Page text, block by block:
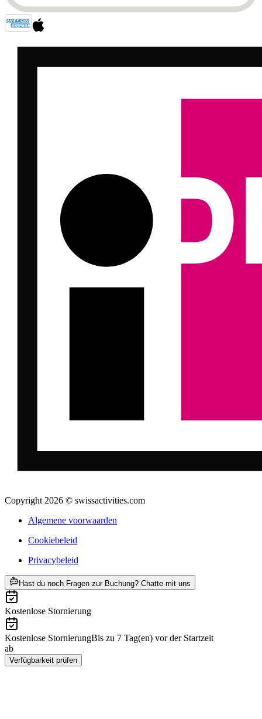
Copyright 2026 © swissactivities.com
Algemene voorwaarden
Cookiebeleid
Privacybeleid
Hast du noch Fragen zur Buchung? Chatte mit uns
Kostenlose Stornierung
Kostenlose StornierungBis zu 7 Tag(en) vor der Startzeit
ab
Verfügbarkeit prüfen